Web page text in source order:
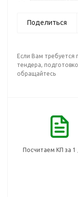
Поделиться
Если Вам
тендера,
обращайтесь
Посчитаем КП за 1